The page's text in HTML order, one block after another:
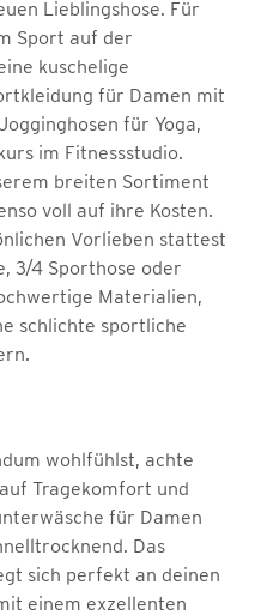
Lieblingshose. Für
Sport auf der
kuschelige
für Damen mit
für Yoga,
im Fitnessstudio.
breiten Sortiment
voll auf ihre Kosten.
Vorlieben stattest
3/4 Sporthose oder
Materialien,
schlichte sportliche
wohlfühlst, achte
Tragekomfort und
für Damen
Das
sich perfekt an deinen
einem exzellenten